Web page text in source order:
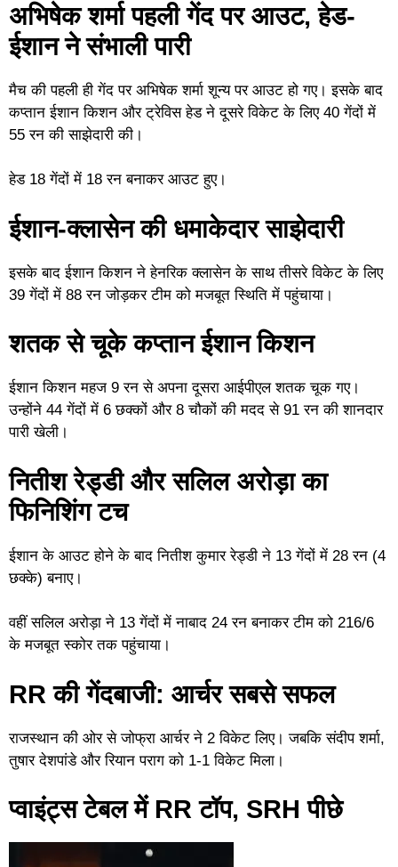
अभिषेक शर्मा पहली गेंद पर आउट, हेड-
ईशान ने संभाली पारी
मैच की पहली ही गेंद पर अभिषेक शर्मा शून्य पर आउट हो गए। इसके बाद
कप्तान ईशान किशन और ट्रेविस हेड ने दूसरे विकेट के लिए 40 गेंदों में
55 रन की साझेदारी की।
हेड 18 गेंदों में 18 रन बनाकर आउट हुए।
ईशान-क्लासेन की धमाकेदार साझेदारी
इसके बाद ईशान किशन ने हेनरिक क्लासेन के साथ तीसरे विकेट के लिए
39 गेंदों में 88 रन जोड़कर टीम को मजबूत स्थिति में पहुंचाया।
शतक से चूके कप्तान ईशान किशन
ईशान किशन महज 9 रन से अपना दूसरा आईपीएल शतक चूक गए।
उन्होंने 44 गेंदों में 6 छक्कों और 8 चौकों की मदद से 91 रन की शानदार
पारी खेली।
नितीश रेड्डी और सलिल अरोड़ा का
फिनिशिंग टच
ईशान के आउट होने के बाद नितीश कुमार रेड्डी ने 13 गेंदों में 28 रन (4
छक्के) बनाए।
वहीं सलिल अरोड़ा ने 13 गेंदों में नाबाद 24 रन बनाकर टीम को 216/6
के मजबूत स्कोर तक पहुंचाया।
RR की गेंदबाजी: आर्चर सबसे सफल
राजस्थान की ओर से जोफ्रा आर्चर ने 2 विकेट लिए। जबकि संदीप शर्मा,
तुषार देशपांडे और रियान पराग को 1-1 विकेट मिला।
प्वाइंट्स टेबल में RR टॉप, SRH पीछे